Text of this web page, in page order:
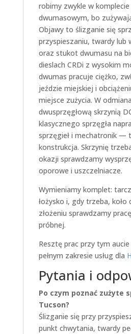
robimy zwykle w komplecie
dwumasowym, bo
Objawy to ślizganie się
przyspieszaniu, twardy lub
oraz stukot dwumasu na
dieslach CRDi z wysokim
dwumas pracuje ciężko,
jeździe miejskiej i
miejsce zużycia. W
dwusprzęgłową skrzynią
klasycznego sprzęgła
sprzęgieł i mechatronik —
konstrukcja. Skrzynię
okazji sprawdzamy
oporowe i uszczelniacze.
Wymieniamy komplet:
łożysko i, gdy trzeba, koło
złożeniu sprawdzamy
próbnej.
Resztę prac przy tym
pełnym zakresie usług dla
Pytania i
Po czym poznać zużyte
Tucson?
Ślizganie się przy
punkt chwytania, twardy